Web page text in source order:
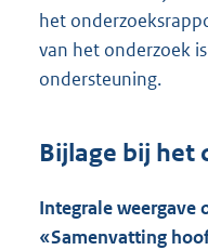
het
van het onderzoek
ondersteuning.
Bijlage bij het
Integrale weergave
«Samenvatting